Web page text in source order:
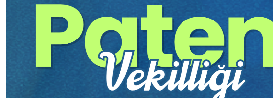
Sona Ermesi
Ön Ödemeli Devre Tatil Sözleşmesine İlişkin Değerlendirmeler